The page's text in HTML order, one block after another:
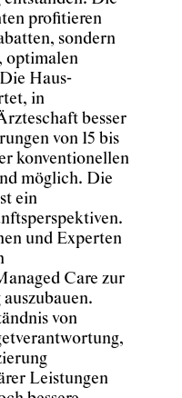
profitieren
sondern
optimalen
Haus-
in
besser
von 15 bis
konventionellen
möglich. Die
ein
und Experten
Care zur
von
Leistungen